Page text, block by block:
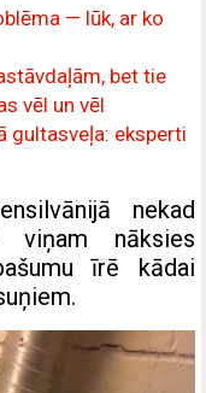
— lūk, ar ko
bet tie
vēl un vēl
gultasveļa: eksperti
nekad
nāksies
īrē kādai